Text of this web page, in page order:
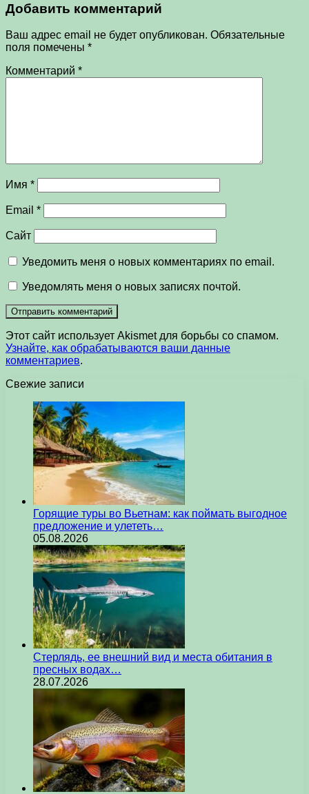
Добавить комментарий
Ваш адрес email не будет опубликован. Обязательные
поля помечены *
Комментарий *
Имя *
Email *
Сайт
Уведомить меня о новых комментариях по email.
Уведомлять меня о новых записях почтой.
Этот сайт использует Akismet для борьбы со спамом.
Узнайте, как обрабатываются ваши данные
комментариев.
Свежие записи
Горящие туры во Вьетнам: как поймать выгодное
предложение и улететь…
05.08.2026
Стерлядь, ее внешний вид и места обитания в
пресных водах…
28.07.2026